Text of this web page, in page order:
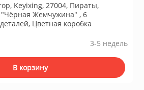
Keyixing, 27004, Пираты,
"Чёрная Жемчужина" , 6
Цветная коробка
3-5 недель
В корзину